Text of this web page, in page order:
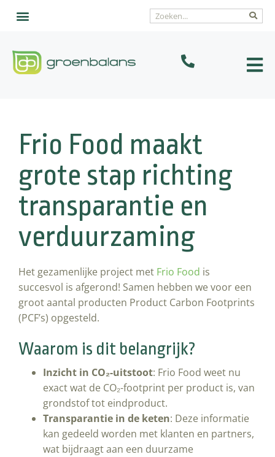
Frio Food maakt
grote stap richting
transparantie en
verduurzaming
Het gezamenlijke project met Frio Food is
succesvol is afgerond! Samen hebben we voor een
groot aantal producten Product Carbon Footprints
(PCF’s) opgesteld.
Waarom is dit belangrijk?
Inzicht in CO₂-uitstoot: Frio Food weet nu
exact wat de CO₂-footprint per product is, van
grondstof tot eindproduct.
Transparantie in de keten: Deze informatie
kan gedeeld worden met klanten en partners,
wat bijdraagt aan een duurzame